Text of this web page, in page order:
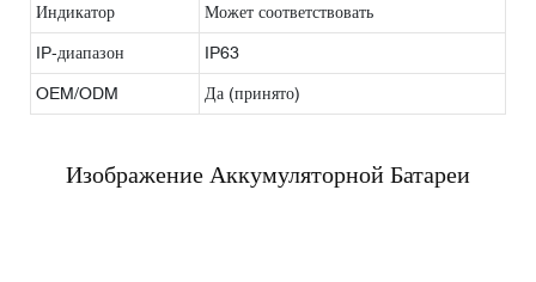
Индикатор Может соответствовать
IP-диапазон IP63
OEM/ODM Да (принято)
Изображение Аккумуляторной Батареи